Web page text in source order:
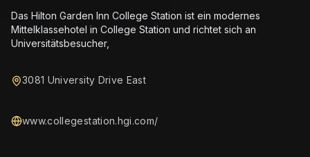
Das Hilton Garden Inn College Station ist ein modernes
Mittelklassehotel in College Station und richtet sich an
Universitätsbesucher,
3081 University Drive East
www.collegestation.hgi.com/